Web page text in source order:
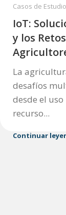
Casos de Estudio
IoT:
y los
La
desafíos
desde el
recurso...
Continuar